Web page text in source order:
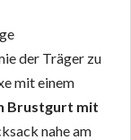
der Träger zu
mit einem
Brustgurt mit
nahe am